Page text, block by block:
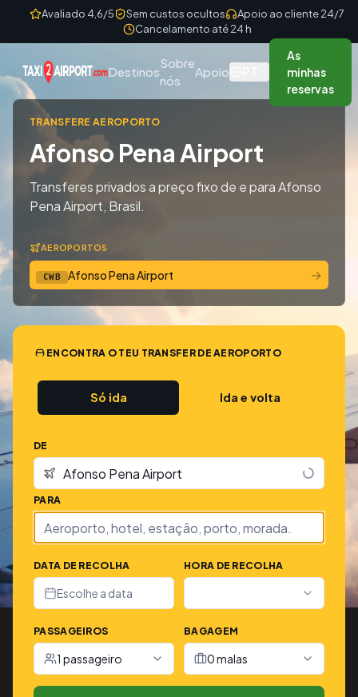
Skip to content
Avaliado 4,6/5 Sem custos ocultos
Apoio ao cliente 24/7
Cancelamento até 24 h
Destinos
Sobre
nós
Apoio
As
minhas
reservas
TRANSFERE AEROPORTO
Afonso Pena Airport
Transferes privados a preço fixo de e para Afonso
Pena Airport, Brasil.
AEROPORTOS
CWB Afonso Pena Airport →
ENCONTRA O TEU TRANSFER DE AEROPORTO
Só ida Ida e volta
DE
PARA
DATA DE RECOLHA
Escolhe a data
HORA DE RECOLHA
PASSAGEIROS
1 passageiro
BAGAGEM
0 malas